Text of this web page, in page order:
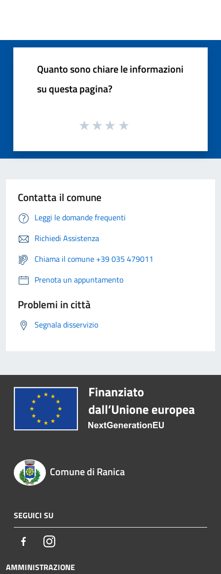
Quanto sono chiare le informazioni
su questa pagina?
Contatta il comune
Leggi le domande frequenti
Richiedi Assistenza
Chiama il comune +39 035 479011
Prenota un appuntamento
Problemi in città
Segnala disservizio
Comune di Ranica
SEGUICI SU
FacebookInstagram
AMMINISTRAZIONE